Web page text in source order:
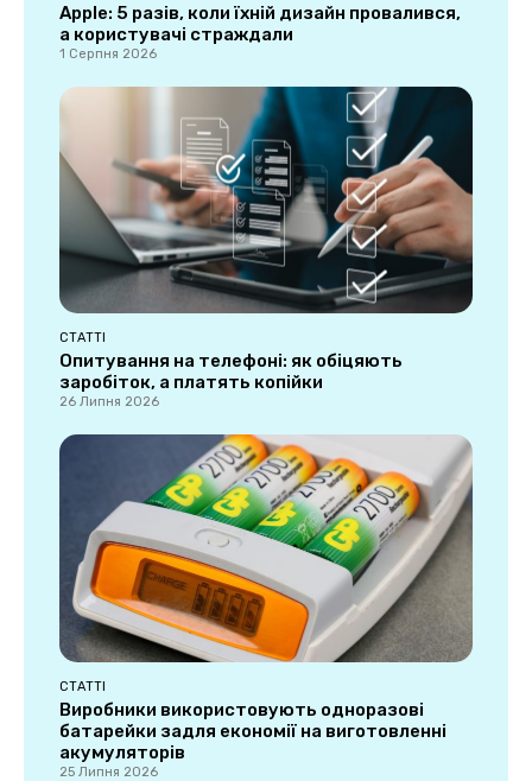
Apple: 5 разів, коли їхній дизайн провалився,
а користувачі страждали
1 Серпня 2026
СТАТТІ
Опитування на телефоні: як обіцяють
заробіток, а платять копійки
26 Липня 2026
СТАТТІ
Виробники використовують одноразові
батарейки задля економії на виготовленні
акумуляторів
25 Липня 2026